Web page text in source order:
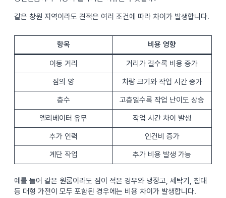
같은 창원 지역이라도 견적은 여러 조건에 따라 차이가 발생합니다.
항목 비용 영향
이동 거리
거리가 길수록 비용 증가
짐의 양
차량 크기와 작업 시간 증가
층수
고층일수록 작업 난이도 상승
엘리베이터 유무
작업 시간 차이 발생
추가 인력
인건비 증가
계단 작업
추가 비용 발생 가능
예를 들어 같은 원룸이라도 짐이 적은 경우와 냉장고, 세탁기, 침대
등 대형 가전이 모두 포함된 경우에는 비용 차이가 발생합니다.